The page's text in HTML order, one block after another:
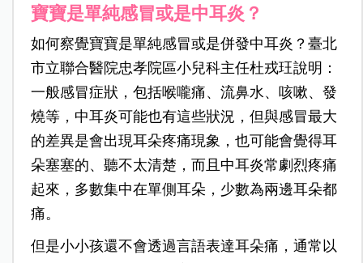
寶寶是單純感冒或是中耳炎？
如何察覺寶寶是單純感冒或是併發中耳炎？臺北
市立聯合醫院忠孝院區小兒科主任杜戎玨說明：
一般感冒症狀，包括喉嚨痛、流鼻水、咳嗽、發
燒等，中耳炎可能也有這些狀況，但與感冒最大
的差異是會出現耳朵疼痛現象，也可能會覺得耳
朵塞塞的、聽不太清楚，而且中耳炎常劇烈疼痛
起來，多數集中在單側耳朵，少數為兩邊耳朵都
痛。
但是小小孩還不會透過言語表達耳朵痛，通常以